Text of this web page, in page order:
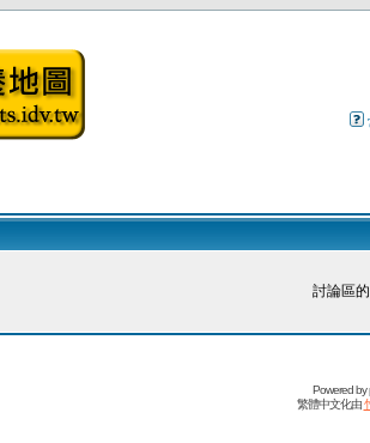
討論區
Powered by
繁體中文化由